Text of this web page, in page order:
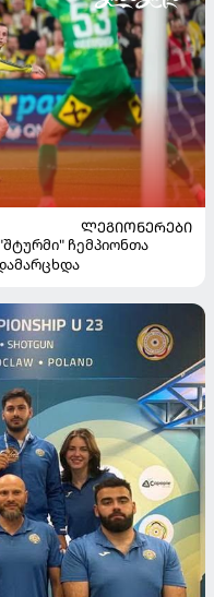
ᲚᲔᲒᲘᲝᲜᲔᲠᲔᲑᲘ
ჩემპიონთა